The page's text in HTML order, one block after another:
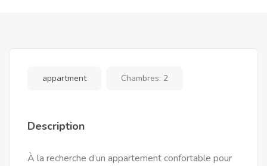
appartment Chambres: 2
Description
À la recherche d’un appartement confortable pour